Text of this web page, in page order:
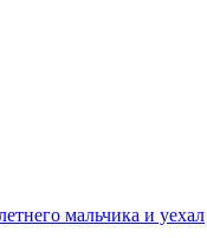
мальчика и уехал